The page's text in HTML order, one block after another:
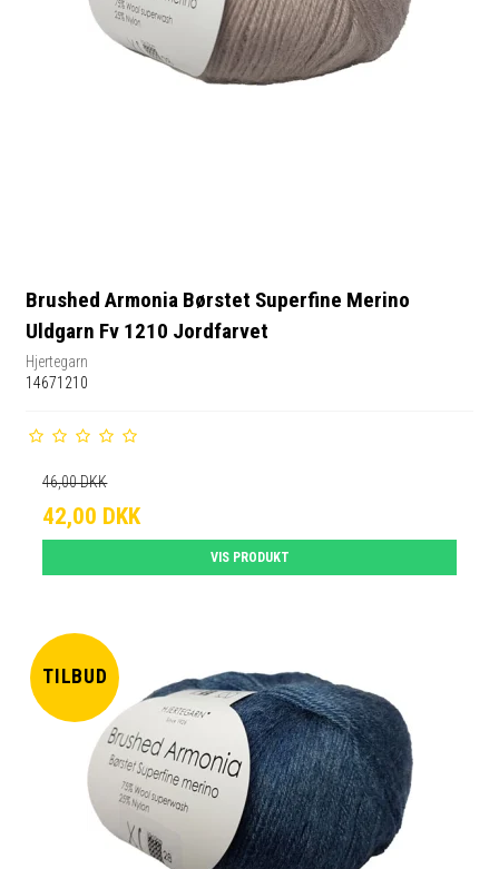
Brushed Armonia Børstet Superfine Merino
Uldgarn Fv 1210 Jordfarvet
Hjertegarn
14671210
46,00 DKK
42,00 DKK
VIS PRODUKT
TILBUD